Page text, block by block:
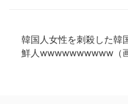
韓国人女性を刺殺した韓
鮮人wwwwwwwwww（